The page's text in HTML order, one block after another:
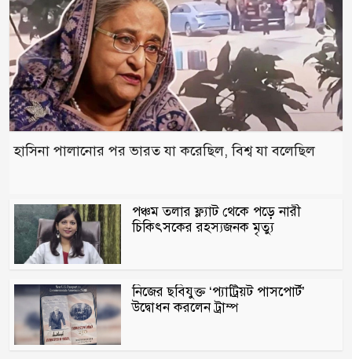
শরণখোলায় মাদক নির্মূলে সাংবাদিকদের
সাথে পুলিশের মতবিনিময় সভা অনুষ্ঠিত
বোয়ালমারীতে স্বেচ্ছাসেবক লীগ নেতা সন্ত্রাস
বিরোধী আইনব মামলায় গ্রেপ্তার
উন্নয়নের ধারাকে অব্যাহত রাখতে কবির কে
‘আরেকটি বিপ্লব আসন্ন’, দেশবাসীকে প্রস্তুত
থাকার আহ্বান জামায়াত আমিরের
হাসিনা পালানোর পর ভারত যা করেছিল, বিশ্ব যা বলেছিল
পঞ্চম তলার ফ্ল্যাট থেকে পড়ে নারী
চিকিৎসকের রহস্যজনক মৃত্যু
নিজের ছবিযুক্ত ‘প্যাট্রিয়ট পাসপোর্ট’
উদ্বোধন করলেন ট্রাম্প